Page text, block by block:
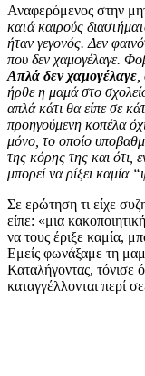
Αναφερόμενος στην
κατά καιρούς
ήταν γεγονός. Δεν
που δεν χαμογέλαγε.
Απλά δεν χαμογέλαγε
ήρθε η μαμά στο
απλά κάτι θα είπε σε
προηγούμενη κοπέλα
μόνο, το οποίο
της κόρης της και ότι,
μπορεί να ρίξει καμία
Σε ερώτηση τι είχε
είπε: «μια
να τους έριξε καμία,
Εμείς φωνάξαμε τη
Καταλήγοντας, τόνισε
καταγγέλλονται περί